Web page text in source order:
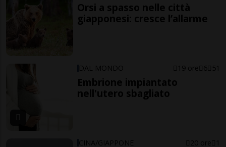
Orsi a spasso nelle città
giapponesi: cresce l’allarme
DAL MONDO 19 ore 6 51
Embrione impiantato
nell'utero sbagliato
CINA/GIAPPONE 20 ore 1